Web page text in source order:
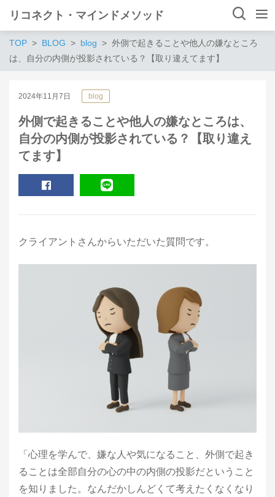
リコネクト・マインドメソッド
TOP BLOG blog
外側で起きることや他人の嫌なところ
は、自分の内側が投影されている？【取り違えてます】
2024年11月7日 blog
外側で起きることや他人の嫌なところは、
自分の内側が投影されている？【取り違え
てます】
クライアントさんからいただいた質問です。
「心理を学んで、嫌な人や気になること、外側で起き
ることは全部自分の心の中の内側の投影だということ
を知りました。なんだかしんどくて考えたくなくなり